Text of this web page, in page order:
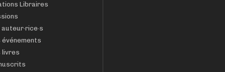
Libraires
auteur·rice·s
événements
livres